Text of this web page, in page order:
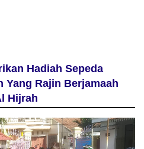
Hadiah Sepeda
Yang Rajin Berjamaah
Hijrah